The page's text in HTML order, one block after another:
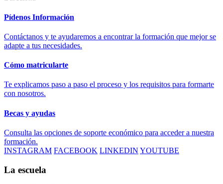
Pídenos Información
Contáctanos y te ayudaremos a encontrar la formación que mejor se
adapte a tus necesidades.
Cómo matricularte
Te explicamos paso a paso el proceso y los requisitos para formarte
con nosotros.
Becas y ayudas
Consulta las opciones de soporte económico para acceder a nuestra
formación.
INSTAGRAM FACEBOOK LINKEDIN YOUTUBE
La escuela